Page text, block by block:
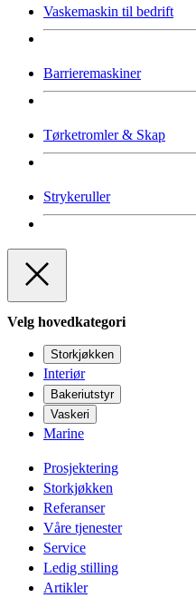
Vaskemaskin til bedrift
Barrieremaskiner
Tørketromler & Skap
Strykeruller
Velg hovedkategori
Storkjøkken
Interiør
Bakeriutstyr
Vaskeri
Marine
Prosjektering
Storkjøkken
Referanser
Våre tjenester
Service
Ledig stilling
Artikler